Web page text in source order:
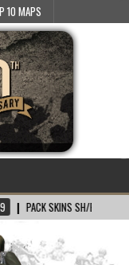
10 MAPS
SKINS SH/BT POUR MOH:AA